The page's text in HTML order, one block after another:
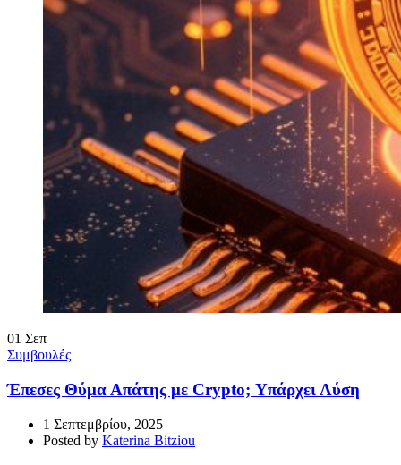
01 Σεπ
Συμβουλές
Έπεσες Θύμα Απάτης με Crypto; Υπάρχει Λύση
1 Σεπτεμβρίου, 2025
Posted by Katerina Bitziou